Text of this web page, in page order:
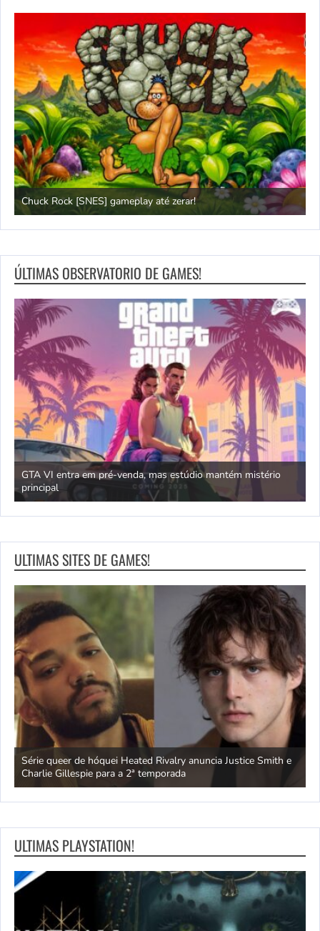
Chuck Rock [SNES] gameplay até zerar!
ÚLTIMAS OBSERVATORIO DE GAMES!
GTA VI entra em pré-venda, mas estúdio mantém mistério
principal
ULTIMAS SITES DE GAMES!
Série queer de hóquei Heated Rivalry anuncia Justice Smith e
Charlie Gillespie para a 2ª temporada
ULTIMAS PLAYSTATION!